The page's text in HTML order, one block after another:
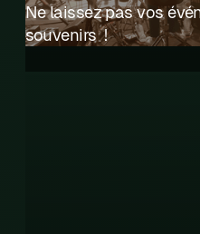
Ne laissez pas vos
souvenirs !